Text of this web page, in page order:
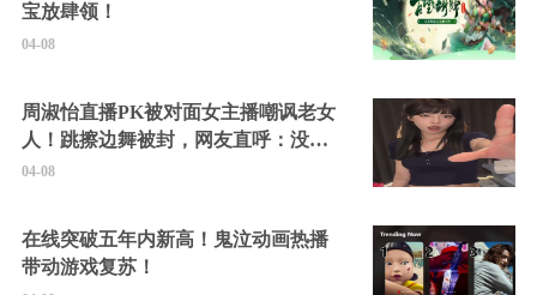
宝放肆领！
04-08
周淑怡直播PK被对面女主播嘲讽老女
人！跳擦边舞被封，网友直呼：没边
硬擦封的好！
04-08
在线突破五年内新高！鬼泣动画热播
带动游戏复苏！